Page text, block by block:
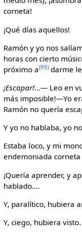
corneta!
¡Qué días aquellos!
Ramón y yo nos
horas con cierto
próximo a(99)darme
¡Escapar!...— Leo en
más imposible!—Yo
Ramón no quería
Y yo no hablaba, yo
Estaba loco, y mi
endemoniada corneta
¡Quería aprender, y
hablado....
Y, paralítico, hubiera
Y, ciego, hubiera visto.